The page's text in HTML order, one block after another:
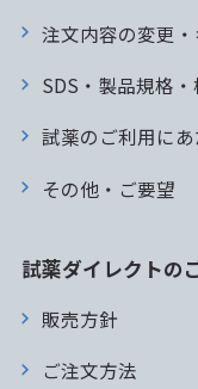
注文内容の変更
SDS・製品規格
試薬のご利用に
その他・ご要望
試薬ダイレクトの
販売方針
ご注文方法